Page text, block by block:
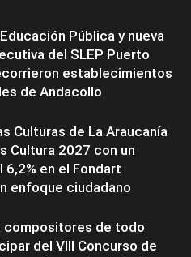
Pública y nueva
del SLEP Puerto
establecimientos
de Andacollo
Culturas de La Araucanía
Cultura 2027 con un
6,2% en el Fondart
enfoque ciudadano
compositores de todo
del VIII Concurso de